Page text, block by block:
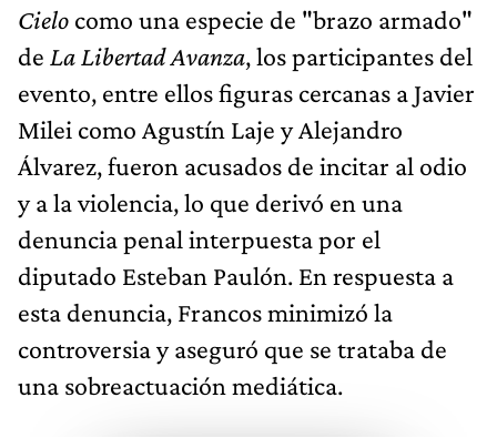
Cielo como una especie de "brazo armado"
de La Libertad Avanza, los participantes del
evento, entre ellos figuras cercanas a Javier
Milei como Agustín Laje y Alejandro
Álvarez, fueron acusados de incitar al odio
y a la violencia, lo que derivó en una
denuncia penal interpuesta por el
diputado Esteban Paulón. En respuesta a
esta denuncia, Francos minimizó la
controversia y aseguró que se trataba de
una sobreactuación mediática.